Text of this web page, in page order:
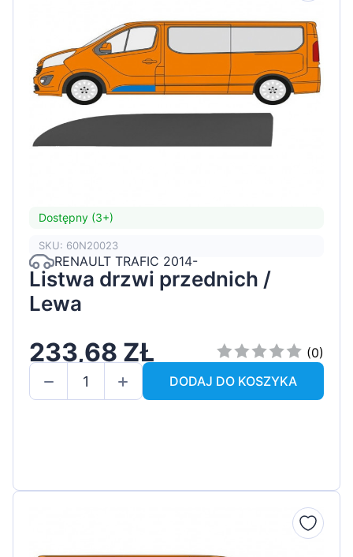
Dostępny (3+)
SKU: 60N20023
RENAULT TRAFIC 2014-
Listwa drzwi przednich /
Lewa
233,68 ZŁ
(0)
DODAJ DO KOSZYKA